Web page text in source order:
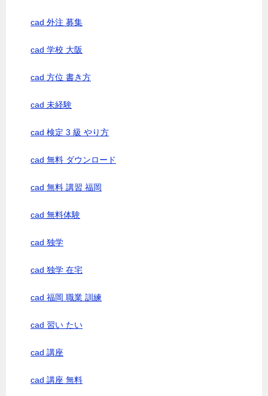
cad 外注 募集
cad 学校 大阪
cad 方位 書き方
cad 未経験
cad 検定 3 級 やり方
cad 無料 ダウンロード
cad 無料 講習 福岡
cad 無料体験
cad 独学
cad 独学 在宅
cad 福岡 職業 訓練
cad 習い たい
cad 講座
cad 講座 無料